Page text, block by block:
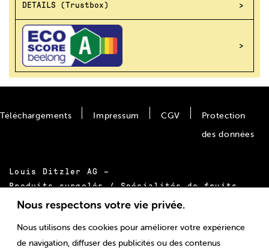
Nous respectons votre vie privée.
Nous utilisons des cookies pour améliorer votre expérience
de navigation, diffuser des publicités ou des contenus
DETAILS (Trustbox)
Louis Ditzler AG –
Produits surgelés / Spécialités de fruits
Bäumlimattstrasse 20
Tél.:+41 61 855 55 00
Téléchargements Impressum CGV
Protection
des données